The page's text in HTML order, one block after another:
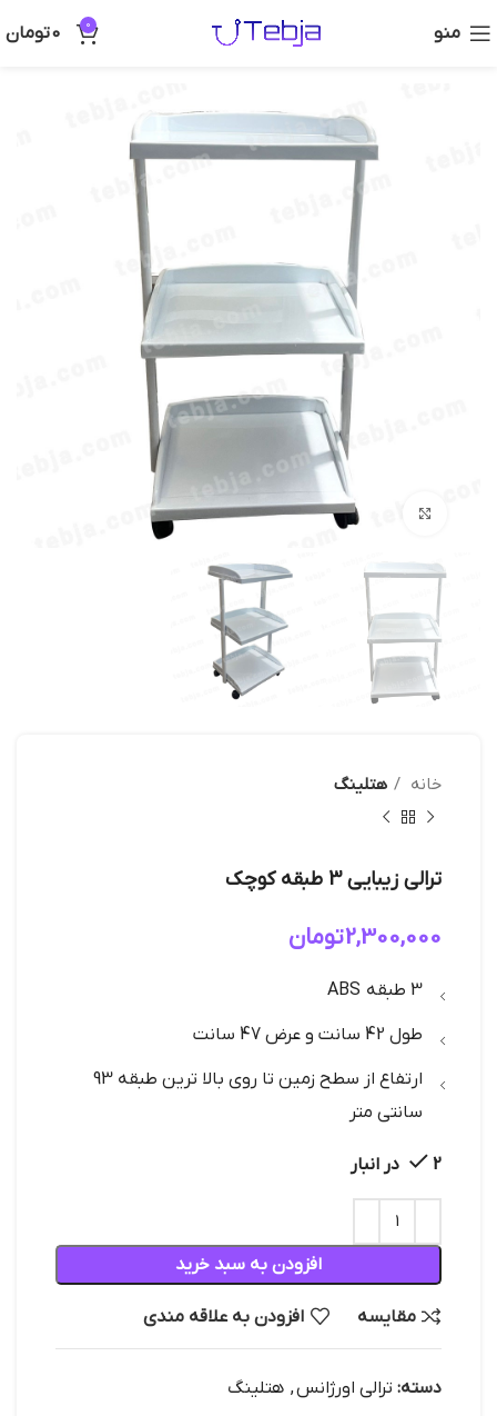
منو 0
0تومان
بزرگنمایی تصویر
خانه هتلینگ
ترالی زیبایی 3 طبقه کوچک
2,300,000تومان
3 طبقه ABS
طول 42 سانت و عرض 47 سانت
ارتفاع از سطح زمین تا روی بالا ترین طبقه 93
سانتی متر
2 در انبار
افزودن به سبد خرید
مقایسه افزودن به علاقه مندی
دسته: ترالی اورژانس, هتلینگ